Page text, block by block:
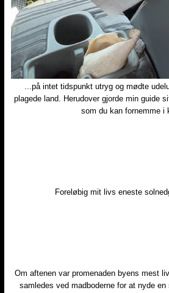
...på intet tidspunkt utryg og mødte
plagede land. Herudover gjorde min guide
som du kan fornemme i
Foreløbig mit livs eneste
Om aftenen var promenaden byens mest
samledes ved madboderne for at nyde